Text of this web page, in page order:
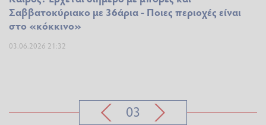
Σαββατοκύριακο με 36άρια - Ποιες περιοχές είναι
στο «κόκκινο»
03.06.2026 21:32
03